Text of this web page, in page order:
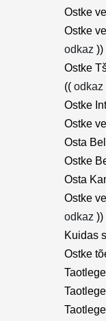
Ostke
Ostke
odkaz ))
Ostke
(( odkaz
Ostke
Ostke
Osta
Ostke
Osta
Ostke
odkaz ))
Kuidas
Ostke